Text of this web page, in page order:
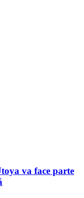
va face parte